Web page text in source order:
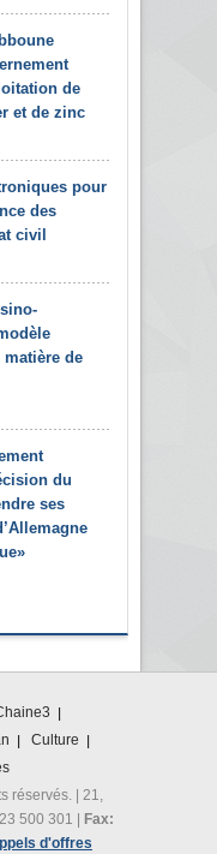
de
et de zinc
pour
des
civil
de
du
ses
Culture
réservés. | 21,
500 301 |
Fax:
d'offres